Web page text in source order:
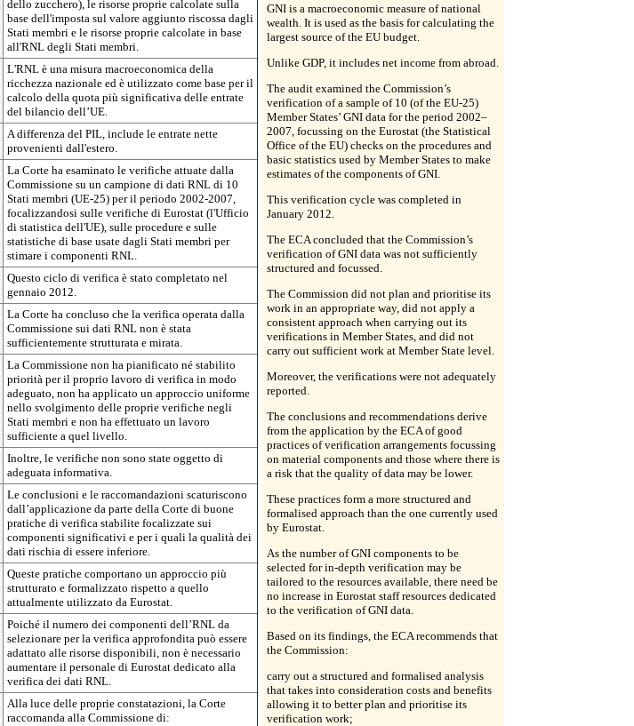
dello zucchero), le risorse proprie calcolate sulla
base dell'imposta sul valore aggiunto riscossa dagli
Stati membri e le risorse proprie calcolate in base
all'RNL degli Stati membri.
L'RNL è una misura macroeconomica della
ricchezza nazionale ed è utilizzato come base per il
calcolo della quota più significativa delle entrate
del bilancio dell’UE.
A differenza del PIL, include le entrate nette
provenienti dall'estero.
La Corte ha esaminato le verifiche attuate dalla
Commissione su un campione di dati RNL di 10
Stati membri (UE-25) per il periodo 2002-2007,
focalizzandosi sulle verifiche di Eurostat (l'Ufficio
di statistica dell'UE), sulle procedure e sulle
statistiche di base usate dagli Stati membri per
stimare i componenti RNL.
Questo ciclo di verifica è stato completato nel
gennaio 2012.
La Corte ha concluso che la verifica operata dalla
Commissione sui dati RNL non è stata
sufficientemente strutturata e mirata.
La Commissione non ha pianificato né stabilito
priorità per il proprio lavoro di verifica in modo
adeguato, non ha applicato un approccio uniforme
nello svolgimento delle proprie verifiche negli
Stati membri e non ha effettuato un lavoro
sufficiente a quel livello.
Inoltre, le verifiche non sono state oggetto di
adeguata informativa.
Le conclusioni e le raccomandazioni scaturiscono
dall’applicazione da parte della Corte di buone
pratiche di verifica stabilite focalizzate sui
componenti significativi e per i quali la qualità dei
dati rischia di essere inferiore.
Queste pratiche comportano un approccio più
strutturato e formalizzato rispetto a quello
attualmente utilizzato da Eurostat.
Poiché il numero dei componenti dell’RNL da
selezionare per la verifica approfondita può essere
adattato alle risorse disponibili, non è necessario
aumentare il personale di Eurostat dedicato alla
verifica dei dati RNL.
Alla luce delle proprie constatazioni, la Corte
raccomanda alla Commissione di:
GNI is a macroeconomic measure of national
wealth. It is used as the basis for calculating the
largest source of the EU budget.
Unlike GDP, it includes net income from abroad.
The audit examined the Commission’s
verification of a sample of 10 (of the EU-25)
Member States’ GNI data for the period 2002–
2007, focussing on the Eurostat (the Statistical
Office of the EU) checks on the procedures and
basic statistics used by Member States to make
estimates of the components of GNI.
This verification cycle was completed in
January 2012.
The ECA concluded that the Commission’s
verification of GNI data was not sufficiently
structured and focussed.
The Commission did not plan and prioritise its
work in an appropriate way, did not apply a
consistent approach when carrying out its
verifications in Member States, and did not
carry out sufficient work at Member State level.
Moreover, the verifications were not adequately
reported.
The conclusions and recommendations derive
from the application by the ECA of good
practices of verification arrangements focussing
on material components and those where there is
a risk that the quality of data may be lower.
These practices form a more structured and
formalised approach than the one currently used
by Eurostat.
As the number of GNI components to be
selected for in-depth verification may be
tailored to the resources available, there need be
no increase in Eurostat staff resources dedicated
to the verification of GNI data.
Based on its findings, the ECA recommends that
the Commission:
carry out a structured and formalised analysis
that takes into consideration costs and benefits
allowing it to better plan and prioritise its
verification work;